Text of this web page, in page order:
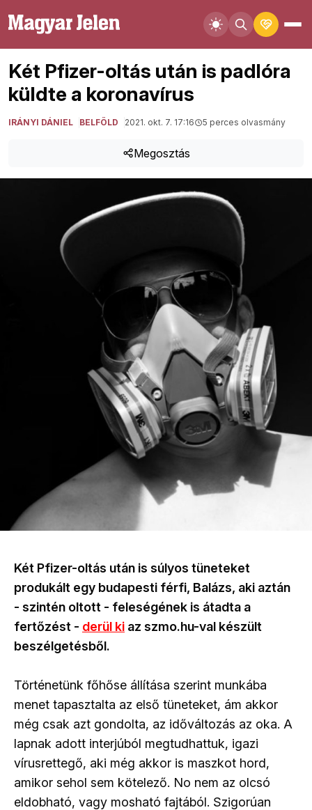
Két Pfizer-oltás után is padlóra
küldte a koronavírus
IRÁNYI DÁNIEL BELFÖLD 2021. okt. 7. 17:16 5 perces olvasmány
Megosztás
Két Pfizer-oltás után is súlyos tüneteket
produkált egy budapesti férfi, Balázs, aki aztán
- szintén oltott - feleségének is átadta a
fertőzést - derül ki az szmo.hu-val készült
beszélgetésből.
Történetünk főhőse állítása szerint munkába
menet tapasztalta az első tüneteket, ám akkor
még csak azt gondolta, az időváltozás az oka. A
lapnak adott interjúból megtudhattuk, igazi
vírusrettegő, aki még akkor is maszkot hord,
amikor sehol sem kötelező. No nem az olcsó
eldobható, vagy mosható fajtából. Szigorúan